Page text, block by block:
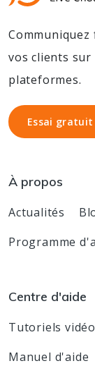
Communiquez
vos clients
plateformes.
Essai gratuit
Essai gratuit
À propos
Actualités
Programme
Centre d'aide
Tutoriels
Manuel d'aide